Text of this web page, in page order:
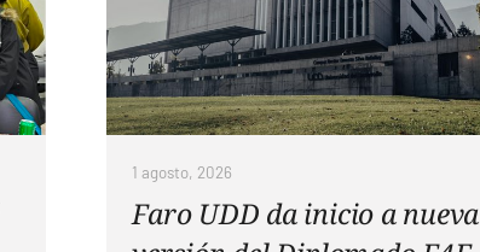
1 agosto, 2026
Faro UDD da inicio a nueva